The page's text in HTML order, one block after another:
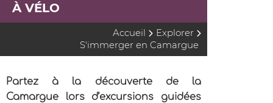
À VÉLO
Accueil
Explorer
S'immerger en Camargue
Partez à la découverte de la
Camargue lors d’excursions guidées